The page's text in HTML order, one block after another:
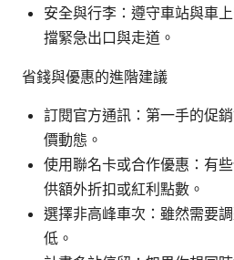
安全與行李：遵守車站與車
擋緊急出口與走道。
省錢與優惠的進階建議
訂閱官方通訊：第一手的促
價動態。
使用聯名卡或合作優惠：有
供額外折扣或紅利點數。
選擇非高峰車次：雖然需要
低。